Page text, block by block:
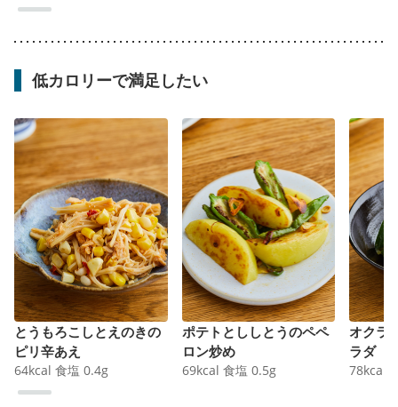
低カロリーで満足したい
とうもろこしとえのきの
ピリ辛あえ
64kcal 食塩 0.4g
ポテトとししとうのペペ
ロン炒め
69kcal 食塩 0.5g
オクラ
ラダ
78kcal